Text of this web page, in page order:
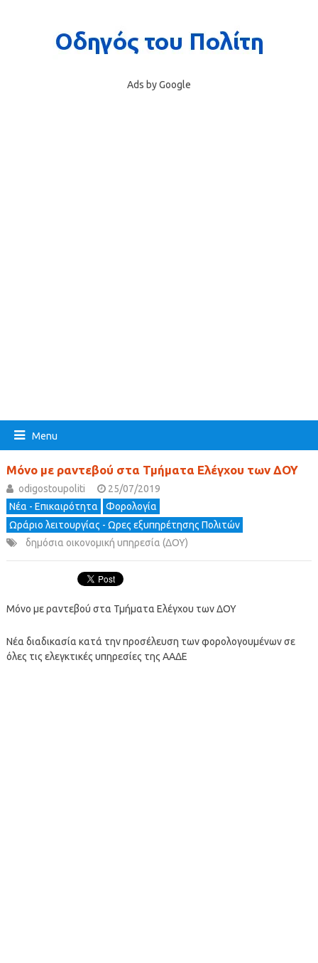
Ads by Google
Menu
Μόνο με ραντεβού στα Τμήματα Ελέγχου των ΔΟΥ
odigostoupoliti
25/07/2019
Νέα - Επικαιρότητα
Φορολογία
Ωράριο λειτουργίας - Ωρες εξυπηρέτησης Πολιτών
δημόσια οικονομική υπηρεσία (ΔΟΥ)
Μόνο με ραντεβού στα Τμήματα Ελέγχου των ΔΟΥ
Νέα διαδικασία κατά την προσέλευση των φορολογουμένων σε
όλες τις ελεγκτικές υπηρεσίες της ΑΑΔΕ